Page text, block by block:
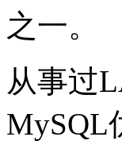
之一。
从事过
MySQL